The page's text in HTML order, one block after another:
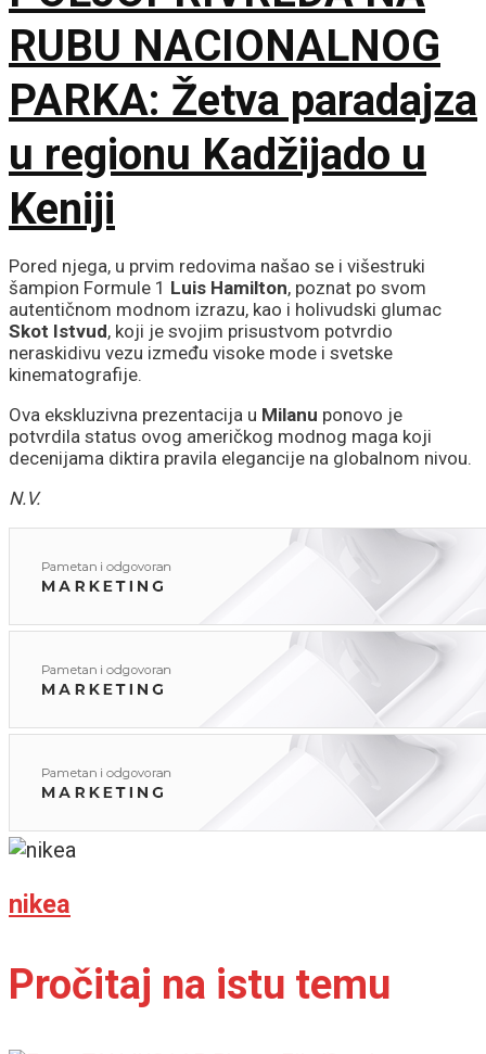
RUBU NACIONALNOG
PARKA: Žetva paradajza
u regionu Kadžijado u
Keniji
Pored njega, u prvim redovima našao se i višestruki
šampion Formule 1 Luis Hamilton, poznat po svom
autentičnom modnom izrazu, kao i holivudski glumac
Skot Istvud, koji je svojim prisustvom potvrdio
neraskidivu vezu između visoke mode i svetske
kinematografije.
Ova ekskluzivna prezentacija u Milanu ponovo je
potvrdila status ovog američkog modnog maga koji
decenijama diktira pravila elegancije na globalnom nivou.
N.V.
nikea
Pročitaj na istu temu